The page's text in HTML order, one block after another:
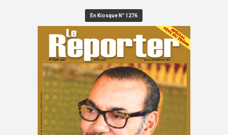
En Kiosque N° 1276